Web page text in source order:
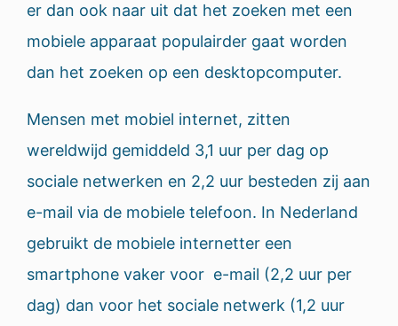
er dan ook naar uit dat het zoeken met een
mobiele apparaat populairder gaat worden
dan het zoeken op een desktopcomputer.
Mensen met mobiel internet, zitten
wereldwijd gemiddeld 3,1 uur per dag op
sociale netwerken en 2,2 uur besteden zij aan
e-mail via de mobiele telefoon. In Nederland
gebruikt de mobiele internetter een
smartphone vaker voor e-mail (2,2 uur per
dag) dan voor het sociale netwerk (1,2 uur